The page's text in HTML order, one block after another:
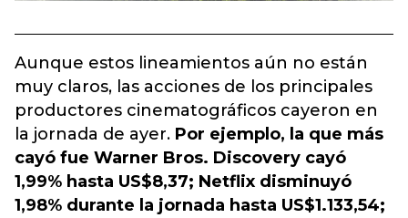
Aunque estos lineamientos aún no están
muy claros, las acciones de los principales
productores cinematográficos cayeron en
la jornada de ayer. Por ejemplo, la que más
cayó fue Warner Bros. Discovery cayó
1,99% hasta US$8,37; Netflix disminuyó
1,98% durante la jornada hasta US$1.133,54;